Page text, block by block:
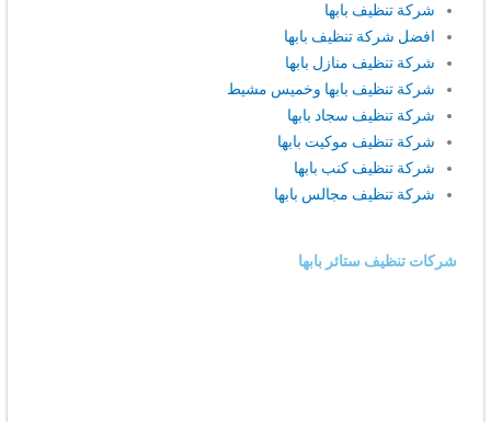
شركة تنظيف بابها
افضل شركة تنظيف بابها
شركة تنظيف منازل بابها
شركة تنظيف بابها وخميس مشيط
شركة تنظيف سجاد بابها
شركة تنظيف موكيت بابها
شركة تنظيف كنب بابها
شركة تنظيف مجالس بابها
شركات تنظيف ستائر بابها